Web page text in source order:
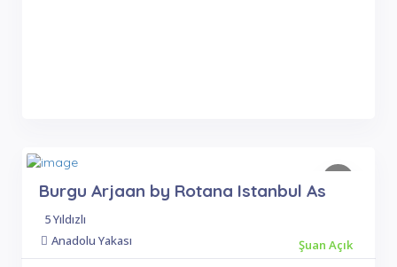
Burgu Arjaan by Rotana Istanbul As
5 Yıldızlı
Anadolu Yakası
Şuan Açık